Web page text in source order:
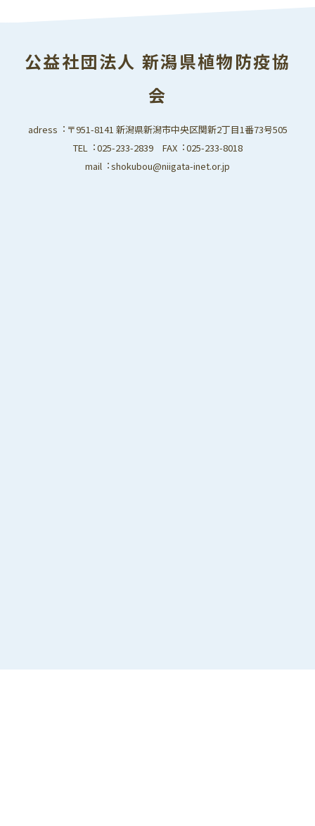
公益社団法人 新潟県植物防疫協
会
adress︓〒951-8141 新潟県新潟市中央区関新2丁目1番73号505
TEL︓025-233-2839 FAX︓025-233-8018
mail︓shokubou@niigata-inet.or.jp